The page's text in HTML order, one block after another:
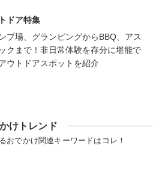
ドア特集
プ場、グランピングからBBQ、アス
クまで！非日常体験を存分に堪能で
ウトドアスポットを紹介
けトレンド
おでかけ関連キーワードはコレ！